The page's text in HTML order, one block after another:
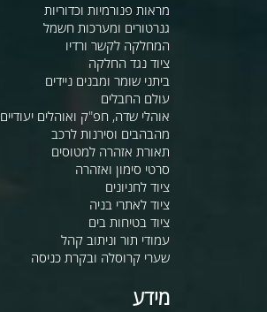
מראות פנורמיות וכדוריות
גנרטורים ומערכות חשמל
המחלקה לקשר ורדיו
ציוד נגד החלקה
ביתני שומר ומבנים ניידים
עולם החבלים
אוהלי שדה, חפ"ק ואוהלים יעודיים
מהבהבים וסירנות לרכב
תאורת אזהרה למטוסים
סרטי סימון ואזהרה
ציוד לחניונים
ציוד לאתרי בניה
ציוד בטיחות בים
עמודי תור וניתוב קהל
שערי קרוסלה ובקרת כניסה
מידע